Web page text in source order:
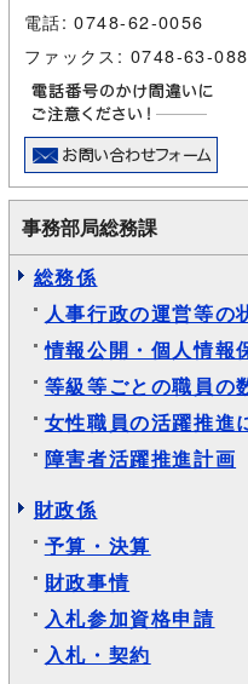
電話: 0748-62-0056
ファックス: 0748-63-
事務部局総務課
総務係
人事行政の運営等の
情報公開・個人情報
等級等ごとの職員の
女性職員の活躍推進
障害者活躍推進計画
財政係
予算・決算
財政事情
入札参加資格申請
入札・契約